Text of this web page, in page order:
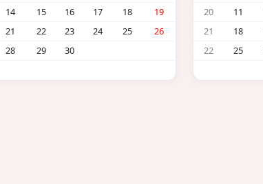
14 15 16 17 18
19
21 22 23 24 25
26
28 29 30
20
11
21
18
22
25